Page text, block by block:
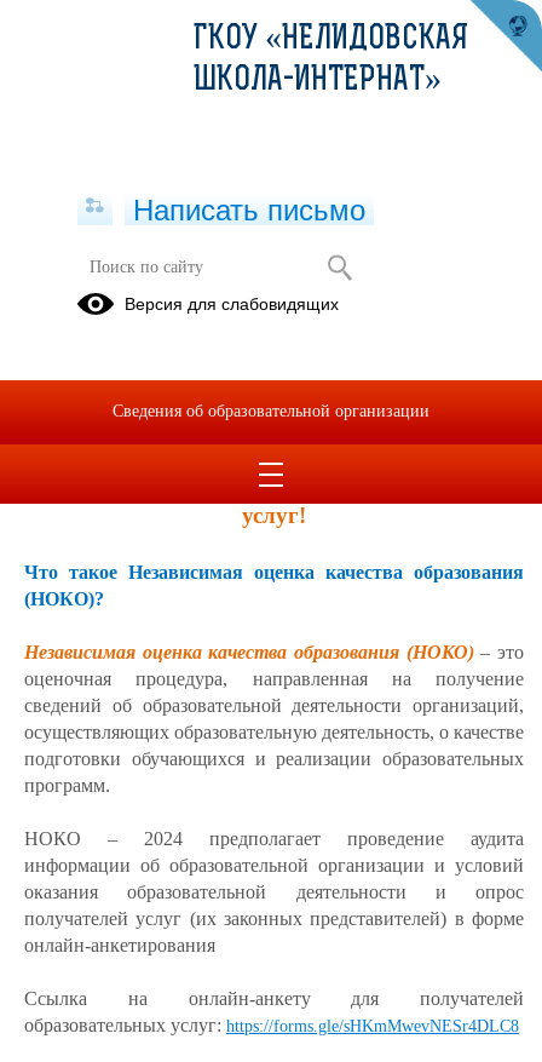
Независимая оценка качества
условий осуществления
(НОКО)
Уважаемые получатели образовательных
услуг!
Что такое Независимая оценка качества образования
(НОКО)?
Независимая оценка качества образования (НОКО)– это
оценочная процедура, направленная на получение
сведений об образовательной деятельности организаций,
осуществляющих образовательную деятельность, о качестве
подготовки обучающихся и реализации образовательных
программ.
НОКО – 2024 предполагает проведение аудита
информации об образовательной организации и условий
оказания образовательной деятельности и опрос
получателей услуг (их законных представителей) в форме
онлайн-анкетирования
Ссылка на онлайн-анкету для получателей
образовательных услуг: https://forms.gle/sHKmMwevNESr4DLC8
ГКОУ «НЕЛИДОВСКАЯ
ШКОЛА-ИНТЕРНАТ»
Написать письмо
Версия для слабовидящих
Сведения об образовательной организации